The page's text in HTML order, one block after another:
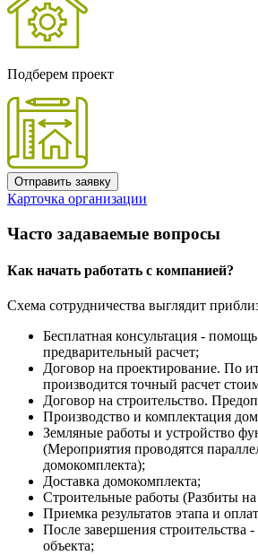
Подберем проект
Отправить заявку
Карточка организации
Часто задаваемые вопросы
Как начать работать с компанией?
Схема сотрудничества выглядит
Бесплатная консультация -
предварительный расчет;
Договор на проектирование. По
производится точный расчет
Договор на строительство.
Производство и комплектация
Земляные работы и устройство
(Мероприятия проводятся
домокомплекта);
Доставка домокомплекта;
Строительные работы (Разбиты
Приемка результатов этапа и
После завершения строительства
объекта;